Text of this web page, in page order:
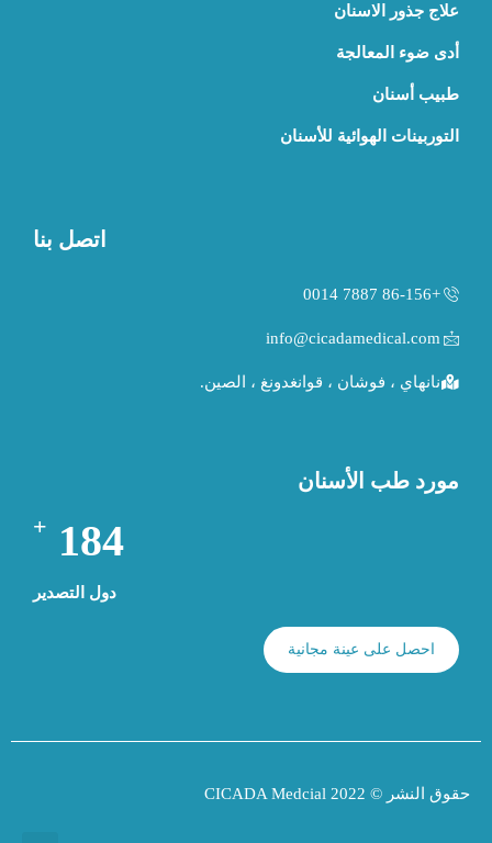
علاج جذور الاسنان
أدى ضوء المعالجة
طبيب أسنان
التوربينات الهوائية للأسنان
اتصل بنا
+86-156 7887 0014
info@cicadamedical.com
نانهاي ، فوشان ، قوانغدونغ ، الصين.
مورد طب الأسنان
194
+
دول التصدير
احصل على عينة مجانية
حقوق النشر © 2022 CICADA Medcial